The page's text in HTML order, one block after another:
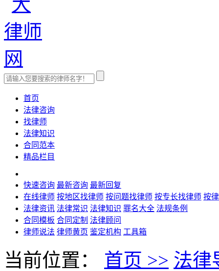
首页
法律咨询
找律师
法律知识
合同范本
精品栏目
快速咨询 最新咨询 最新回复
在线律师 按地区找律师 按问题找律师 按专长找律师 按
法律资讯 法律常识 法律知识 罪名大全 法规条例
合同模板 合同定制 法律顾问
律师说法 律师黄页 鉴定机构 工具箱
当前位置： 首页 >> 法律